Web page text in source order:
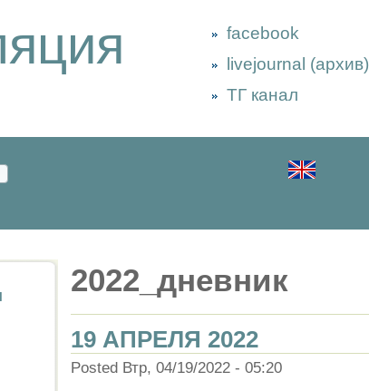
facebook
livejournal (архив)
ТГ канал
2022_дневник
19 АПРЕЛЯ 2022
Posted Втр, 04/19/2022 - 05:20